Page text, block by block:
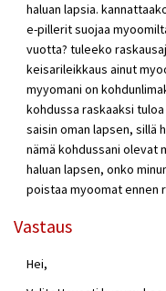
haluan lapsia.
e-pillerit suojaa
vuotta? tuleeko
keisarileikkaus ainut
myyomani on
kohdussa raskaaksi
saisin oman lapsen, sillä
nämä kohdussani olevat
haluan lapsen, onko
poistaa myoomat ennen
Vastaus
Hei,